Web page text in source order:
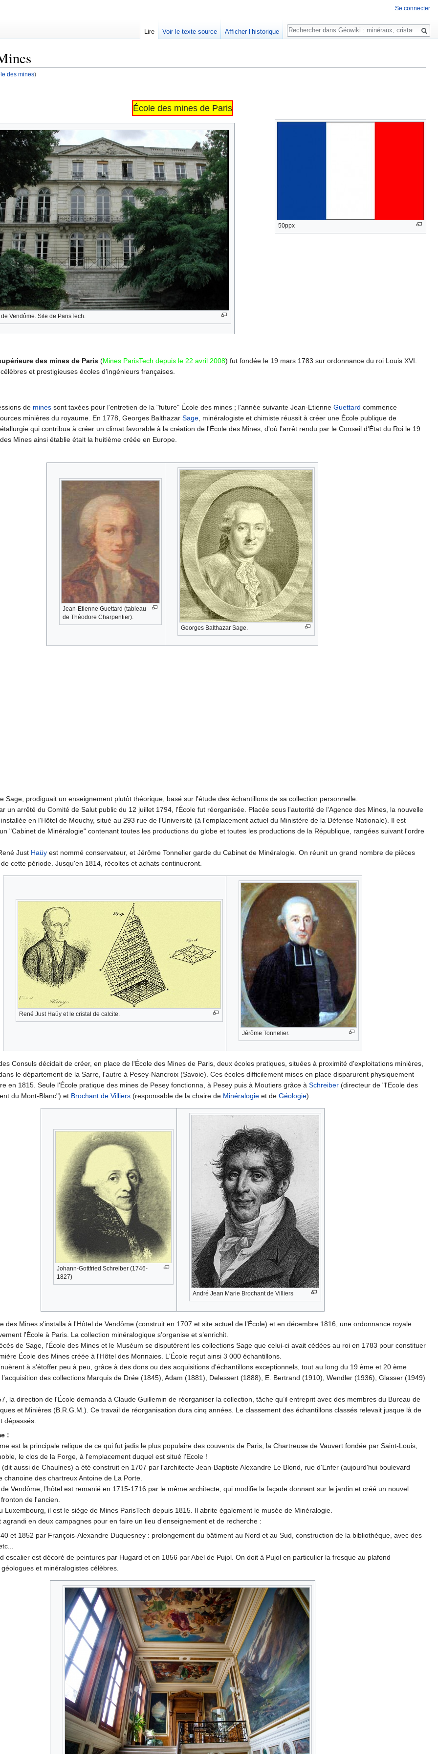
des mines)
École des mines de Paris
50ppx
Vendôme. Site de ParisTech.
des mines de Paris (Mines ParisTech depuis le 22 avril 2008) fut fondée le 19 mars 1783 sur ordonnance du roi Louis XVI.
et prestigieuses écoles d'ingénieurs françaises.
de mines sont taxées pour l'entretien de la "future" École des mines ; l'année suivante Jean-Etienne Guettard commence
minières du royaume. En 1778, Georges Balthazar Sage , minéralogiste et chimiste réussit à créer une École publique de
qui contribua à créer un climat favorable à la création de l'École des Mines, d'où l'arrêt rendu par le Conseil d'État du Roi le 19
Mines ainsi établie était la huitième créée en Europe.
Jean-Etienne Guettard (tableau
de Théodore Charpentier).
Georges Balthazar Sage.
Sage, prodiguait un enseignement plutôt théorique, basé sur l'étude des échantillons de sa collection personnelle.
un arrêté du Comité de Salut public du 12 juillet 1794, l'École fut réorganisée. Placée sous l'autorité de l'Agence des Mines, la nouvelle
en l'Hôtel de Mouchy, situé au 293 rue de l'Université (à l'emplacement actuel du Ministère de la Défense Nationale). Il est
"Cabinet de Minéralogie" contenant toutes les productions du globe et toutes les productions de la République, rangées suivant l'ordre
Just Haüy est nommé conservateur, et Jérôme Tonnelier garde du Cabinet de Minéralogie. On réunit un grand nombre de pièces
cette période. Jusqu'en 1814, récoltes et achats continueront.
René Just Haüy et le cristal de calcite.
Jérôme Tonnelier.
Consuls décidait de créer, en place de l'École des Mines de Paris, deux écoles pratiques, situées à proximité d'exploitations minières,
le département de la Sarre, l'autre à Pesey-Nancroix (Savoie). Ces écoles difficilement mises en place disparurent physiquement
en 1815. Seule l'École pratique des mines de Pesey fonctionna, à Pesey puis à Moutiers grâce à Schreiber (directeur de "l'Ecole des
du Mont-Blanc") et Brochant de Villiers (responsable de la chaire de Minéralogie et de Géologie).
Johann-Gottfried Schreiber (1746-
1827)
André Jean Marie Brochant de Villiers
des Mines s'installa à l'Hôtel de Vendôme (construit en 1707 et site actuel de l’École) et en décembre 1816, une ordonnance royale
l'École à Paris. La collection minéralogique s’organise et s’enrichit.
de Sage, l'École des Mines et le Muséum se disputèrent les collections Sage que celui-ci avait cédées au roi en 1783 pour constituer
École des Mines créée à l'Hôtel des Monnaies. L'École reçut ainsi 3 000 échantillons.
à s'étoffer peu à peu, grâce à des dons ou des acquisitions d'échantillons exceptionnels, tout au long du 19 ème et 20 ème
des collections Marquis de Drée (1845), Adam (1881), Delessert (1888), E. Bertrand (1910), Wendler (1936), Glasser (1949)
la direction de l'École demanda à Claude Guillemin de réorganiser la collection, tâche qu’il entreprit avec des membres du Bureau de
et Minières (B.R.G.M.). Ce travail de réorganisation dura cinq années. Le classement des échantillons classés relevait jusque là de
dépassés.
:
est la principale relique de ce qui fut jadis le plus populaire des couvents de Paris, la Chartreuse de Vauvert fondée par Saint-Louis,
le clos de la Forge, à l'emplacement duquel est situé l'Ecole !
aussi de Chaulnes) a été construit en 1707 par l'architecte Jean-Baptiste Alexandre Le Blond, rue d'Enfer (aujourd'hui boulevard
chanoine des chartreux Antoine de La Porte.
Vendôme, l'hôtel est remanié en 1715-1716 par le même architecte, qui modifie la façade donnant sur le jardin et créé un nouvel
de l'ancien.
Luxembourg, il est le siège de Mines ParisTech depuis 1815. Il abrite également le musée de Minéralogie.
agrandi en deux campagnes pour en faire un lieu d'enseignement et de recherche :
et 1852 par François-Alexandre Duquesney : prolongement du bâtiment au Nord et au Sud, construction de la bibliothèque, avec des
escalier est décoré de peintures par Hugard et en 1856 par Abel de Pujol. On doit à Pujol en particulier la fresque au plafond
et minéralogistes célèbres.
Se connecter
Lire Voir le texte source Afficher l’historique
Rechercher